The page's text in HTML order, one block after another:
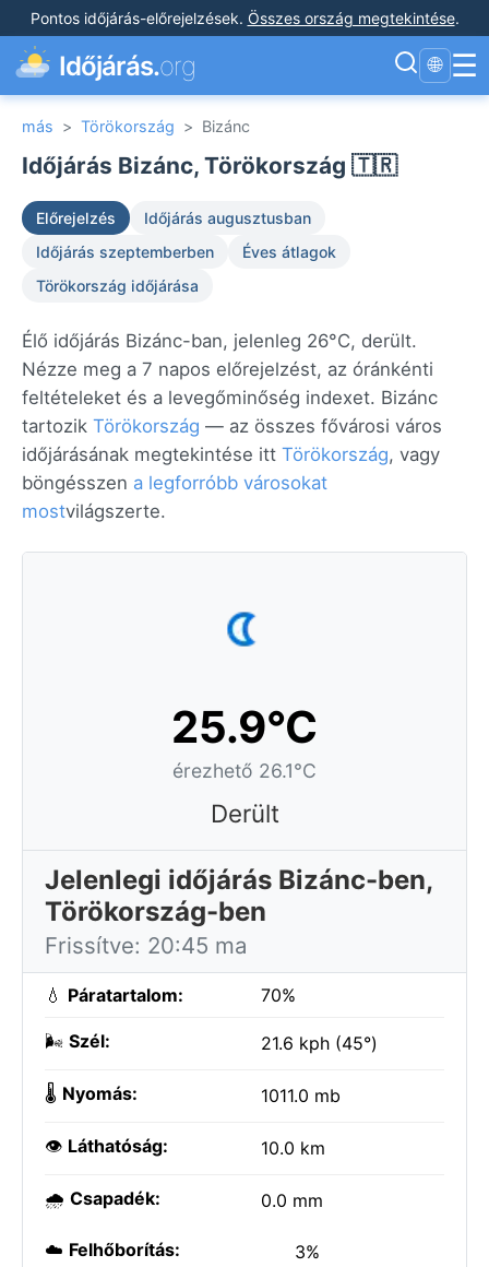
Pontos időjárás-előrejelzések. Összes ország megtekintése.
Időjárás.org 🌐 ☰
más > Törökország > Bizánc
Időjárás Bizánc, Törökország 🇹🇷
Előrejelzés
Időjárás augusztusban
Időjárás szeptemberben
Éves átlagok
Törökország időjárása
Élő időjárás Bizánc-ban, jelenleg 26°C, derült.
Nézze meg a 7 napos előrejelzést, az óránkénti
feltételeket és a levegőminőség indexet. Bizánc
tartozik Törökország — az összes fővárosi város
időjárásának megtekintése itt Törökország, vagy
böngésszen a legforróbb városokat
mostvilágszerte.
25.9°C
érezhető 26.1°C
Derült
Jelenlegi időjárás Bizánc-ben,
Törökország-ben
Frissítve: 20:45 ma
💧 Páratartalom: 70%
🌬️ Szél: 21.6 kph (45°)
🌡️ Nyomás: 1011.0 mb
👁️ Láthatóság: 10.0 km
🌧️ Csapadék: 0.0 mm
☁️ Felhőborítás: 3%